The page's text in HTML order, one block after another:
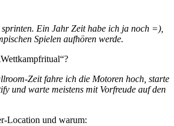
Ein Jahr Zeit habe ich ja noch =),
Spielen aufhören werde.
Zeit fahre ich die Motoren hoch, starte
und warte meistens mit Vorfreude auf den
Location und warum: